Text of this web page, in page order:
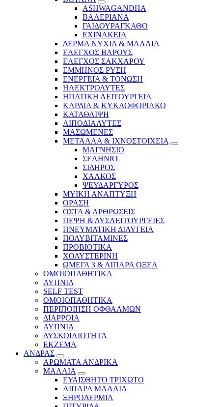
ASHWAGANDHA
ΒΑΛΕΡΙΑΝΑ
ΓΑΙΔΟΥΡΑΓΚΑΘΟ
ΕΧΙΝΑΚΕΙΑ
ΔΕΡΜΑ ΝΥΧΙΑ & ΜΑΛΛΙΑ
ΕΛΕΓΧΟΣ ΒΑΡΟΥΣ
ΕΛΕΓΧΟΣ ΣΑΚΧΑΡΟΥ
ΕΜΜΗΝΟΣ ΡΥΣΗ
ΕΝΕΡΓΕΙΑ & ΤΟΝΩΣΗ
ΗΛΕΚΤΡΟΛΥΤΕΣ
ΗΠΑΤΙΚΗ ΛΕΙΤΟΥΡΓΕΙΑ
ΚΑΡΔΙΑ & ΚΥΚΛΟΦΟΡΙΑΚΟ
ΚΑΤΑΘΛΙΨΗ
ΛΙΠΟΔΙΑΛΥΤΕΣ
ΜΑΣΩΜΕΝΕΣ
ΜΕΤΑΛΛΑ & ΙΧΝΟΣΤΟΙΧΕΙΑ
ΜΑΓΝΗΣΙΟ
ΣΕΛΗΝΙΟ
ΣΙΔΗΡΟΣ
ΧΑΛΚΟΣ
ΨΕΥΔΑΡΓΥΡΟΣ
ΜΥΙΚΗ ΑΝΑΠΤΥΞΗ
ΟΡΑΣΗ
ΟΣΤΑ & ΑΡΘΡΩΣΕΙΣ
ΠΕΨΗ & ΔΥΣΛΕΙΤΟΥΡΓΕΙΕΣ
ΠΝΕΥΜΑΤΙΚΗ ΔΙΑΥΓΕΙΑ
ΠΟΛΥΒΙΤΑΜΙΝΕΣ
ΠΡΟΒΙΟΤΙΚΑ
ΧΟΛΥΣΤΕΡΙΝΗ
ΩΜΕΓΑ 3 & ΛΙΠΑΡΑ ΟΞΕΑ
ΟΜΟΙΟΠΑΘΗΤΙΚΑ
ΑΥΠΝΙΑ
SELF TEST
ΟΜΟΙΟΠΑΘΗΤΙΚΑ
ΠΕΡΙΠΟΙΗΣΗ ΟΦΘΑΛΜΩΝ
ΔΙΑΡΡΟΙΑ
ΑΥΠΝΙΑ
ΔΥΣΚΟΙΛΙΟΤΗΤΑ
ΕΚΖΕΜΑ
ΑΝΔΡΑΣ
ΑΡΩΜΑΤΑ ΑΝΔΡΙΚΑ
ΜΑΛΛΙΑ
ΕΥΑΙΣΘΗΤΟ ΤΡΙΧΩΤΟ
ΛΙΠΑΡΑ ΜΑΛΛΙΑ
ΞΗΡΟΔΕΡΜΙΑ